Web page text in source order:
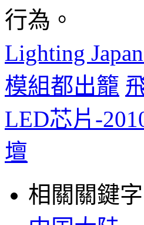
行為。
Lighting
模組都出籠
LED芯片-
壇
相關關鍵